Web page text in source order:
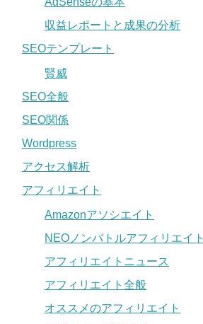
収益レポートと成果の分析
SEOテンプレート
賢威
SEO全般
SEO関係
Wordpress
アクセス解析
アフィリエイト
Amazonアソシエイト
NEOノンバトルアフィリエイト
アフィリエイトニュース
アフィリエイト全般
オススメのアフィリエイト